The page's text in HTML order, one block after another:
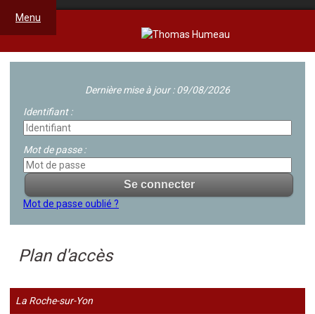
Menu
Dernière mise à jour : 09/08/2026
Identifiant :
Mot de passe :
Mot de passe oublié ?
Plan d'accès
La Roche-sur-Yon